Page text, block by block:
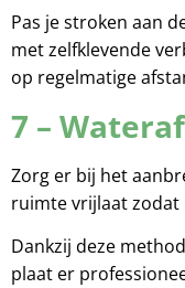
Pas je stroken aan
met zelfklevende
op regelmatige
7 –
Zorg er bij het
ruimte vrijlaat zodat
Dankzij deze
plaat er